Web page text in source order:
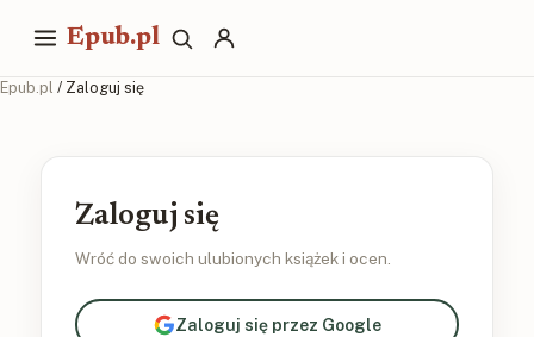
Epub.pl
Epub.pl / Zaloguj się
Zaloguj się
Wróć do swoich ulubionych książek i ocen.
Zaloguj się przez Google